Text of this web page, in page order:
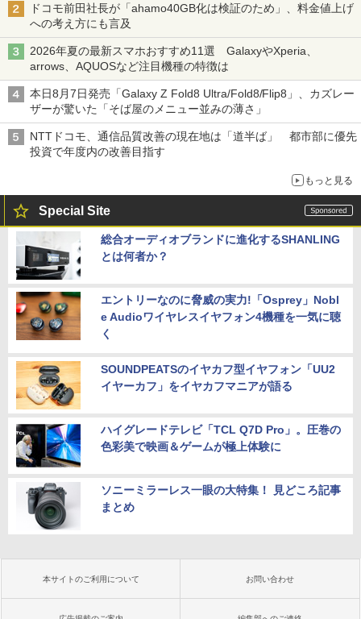
ドコモ前田社長が「ahamo40GB化は検証のため」、料金値上げ
への考え方にも言及
2026年夏の最新スマホおすすめ11選 GalaxyやXperia、
arrows、AQUOSなど注目機種の特徴は
本日8月7日発売「Galaxy Z Fold8 Ultra/Fold8/Flip8」、カズレー
ザーが驚いた「そば屋のメニュー並みの薄さ」
NTTドコモ、通信品質改善の現在地は「道半ば」 都市部に優先
投資で年度内の改善目指す
もっと見る
Special Site
総合オーディオブランドに進化するSHANLING
とは何者か？
エントリーなのに脅威の実力!「Osprey」Nobl
e Audioワイヤレスイヤフォン4機種を一気に聴
く
SOUNDPEATSのイヤカフ型イヤフォン「UU2
イヤーカフ」をイヤカフマニアが語る
ハイグレードテレビ「TCL Q7D Pro」。圧巻の
色彩美で映画＆ゲームが極上体験に
ソニーミラーレス一眼の大特集！ 見どころ記事
まとめ
本サイトのご利用について お問い合わせ